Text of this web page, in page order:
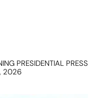
PRESIDENTIAL PRESS
2026